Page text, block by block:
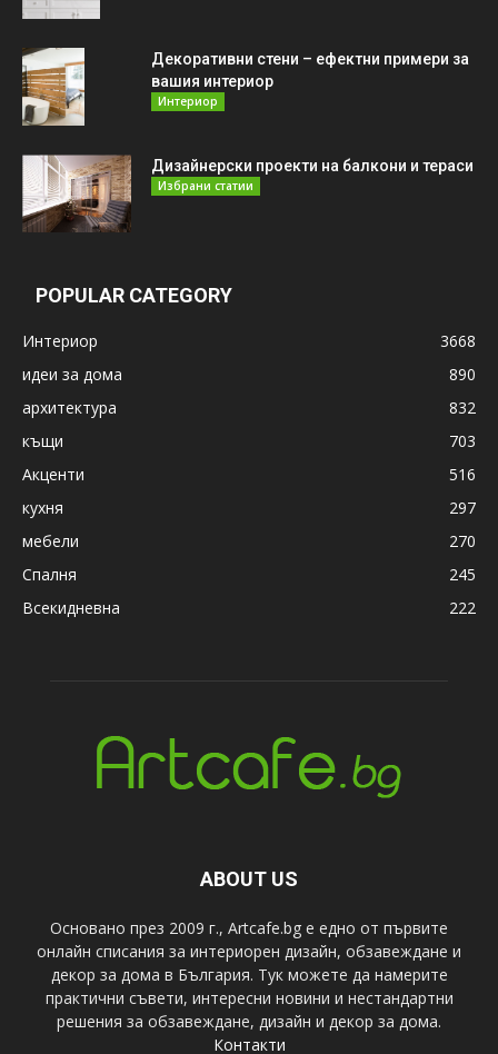
Декоративни стени – ефектни примери за
вашия интериор
Интериор
Дизайнерски проекти на балкони и тераси
Избрани статии
POPULAR CATEGORY
Интериор
3668
идеи за дома
890
архитектура
832
къщи
703
Акценти
516
кухня
297
мебели
270
Спалня
245
Всекидневна
222
ABOUT US
Основано през 2009 г., Artcafe.bg е едно от първите
онлайн списания за интериорен дизайн, обзавеждане и
декор за дома в България. Тук можете да намерите
практични съвети, интересни новини и нестандартни
решения за обзавеждане, дизайн и декор за дома.
Контакти